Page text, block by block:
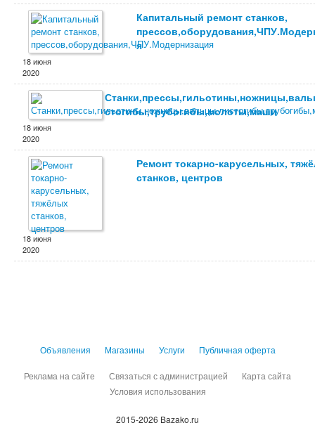
Капитальный ремонт станков,
я
18 июня
2020
стогибы,трубогибы,молоты,маши
18 июня
2020
Ремонт токарно-карусельных,
станков, центров
18 июня
2020
Объявления Магазины Услуги Публичная оферта
Реклама на сайте Связаться с администрацией
Карта сайта
Условия использования
2015-2026 Bazako.ru